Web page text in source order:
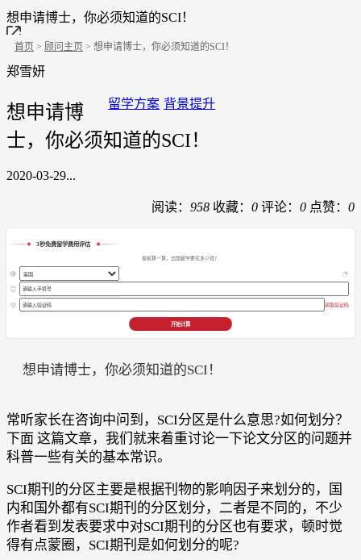
想申请博士，你必须知道的SCI！
首页 > 顾问主页 > 想申请博士，你必须知道的SCI！
郑雪妍
背景提升
留学方案
想申请博
士，你必须知道的SCI！
2020-03-29...
阅读： 958 收藏： 0 评论： 0 点赞： 0
3秒免费留学费用评估
提前算一算，出国留学要花多少钱？
获取验证码
开始计算
想申请博士，你必须知道的SCI！
常听家长在咨询中问到，SCI分区是什么意思?如何划分？
下面 这篇文章，我们就来着重讨论一下论文分区的问题并
科普一些有关的基本常识。
SCI期刊的分区主要是根据刊物的影响因子来划分的，国
内和国外都有SCI期刊的分区划分，二者是不同的，不少
作者看到发表要求中对SCI期刊的分区也有要求，顿时觉
得有点蒙圈，SCI期刊是如何划分的呢?